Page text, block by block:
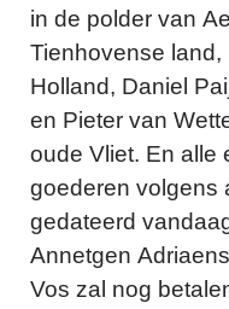
in de polder van
Tienhovense
Holland, Daniel
en Pieter van
oude Vliet. En alle
goederen volgens
gedateerd
Annetgen
Vos zal nog